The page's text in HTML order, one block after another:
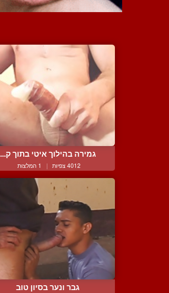
גמירה בהילוך איטי בתוך ק...
4012 צפיות | 1 המלצות
גבר ונער בסיון טוב